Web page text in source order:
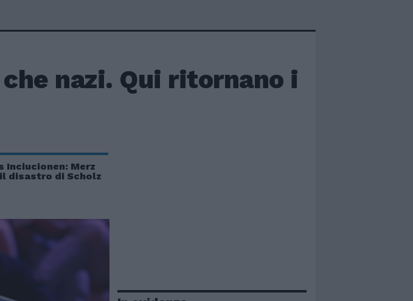
nazi. Qui ritornano i
Inciucionen: Merz
disastro di Scholz